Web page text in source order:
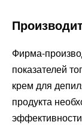
Фирма-
показателей
крем для
продукта